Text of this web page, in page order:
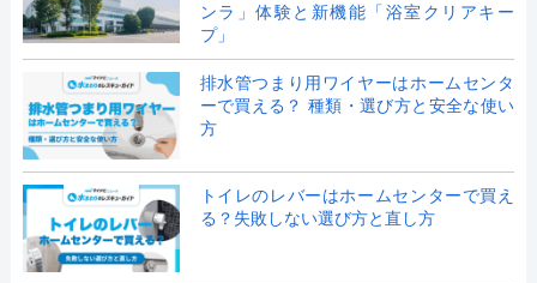
ンラ」体験と新機能「浴室クリアキー
プ」
排水管つまり用ワイヤーはホームセンタ
ーで買える？ 種類・選び方と安全な使い
方
トイレのレバーはホームセンターで買え
る？失敗しない選び方と直し方